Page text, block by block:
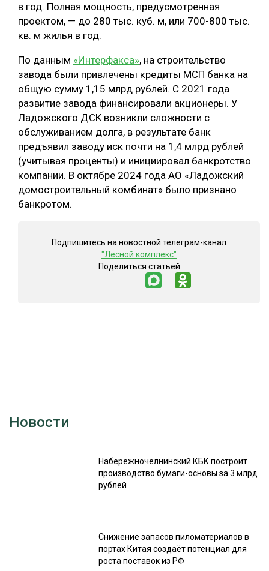
в год. Полная мощность, предусмотренная
проектом, — до 280 тыс. куб. м, или 700-800 тыс.
кв. м жилья в год.
По данным «Интерфакса», на строительство
завода были привлечены кредиты МСП банка на
общую сумму 1,15 млрд рублей. С 2021 года
развитие завода финансировали акционеры. У
Ладожского ДСК возникли сложности с
обслуживанием долга, в результате банк
предъявил заводу иск почти на 1,4 млрд рублей
(учитывая проценты) и инициировал банкротство
компании. В октябре 2024 года АО «Ладожский
домостроительный комбинат» было признано
банкротом.
Подпишитесь на новостной телеграм-канал
"Лесной комплекс"
Поделиться статьей
Новости
Набережночелнинский КБК построит
производство бумаги-основы за 3 млрд
рублей
Снижение запасов пиломатериалов в
портах Китая создаёт потенциал для
роста поставок из РФ